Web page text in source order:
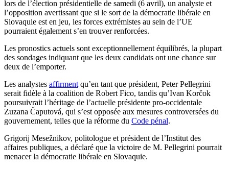
lors de l’élection présidentielle de samedi (6 avril), un analyste et
l’opposition avertissant que si le sort de la démocratie libérale en
Slovaquie est en jeu, les forces extrémistes au sein de l’UE
pourraient également s’en trouver renforcées.
Les pronostics actuels sont exceptionnellement équilibrés, la plupart
des sondages indiquant que les deux candidats ont une chance sur
deux de l’emporter.
Les analystes affirment qu’en tant que président, Peter Pellegrini
serait fidèle à la coalition de Robert Fico, tandis qu’Ivan Korčok
poursuivrait l’héritage de l’actuelle présidente pro-occidentale
Zuzana Čaputová, qui s’est opposée aux mesures controversées du
gouvernement, telles que la réforme du Code pénal.
Grigorij Mesežnikov, politologue et président de l’Institut des
affaires publiques, a déclaré que la victoire de M. Pellegrini pourrait
menacer la démocratie libérale en Slovaquie.